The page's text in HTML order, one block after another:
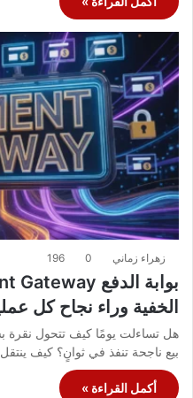
زهراء زماني 0
196
الخفية وراء نجاح كل
هل تساءلت يومًا كيف تتحول
بيع ناجحة تنفذ في ثوانٍ؟ كيف
أكمل القراءة »